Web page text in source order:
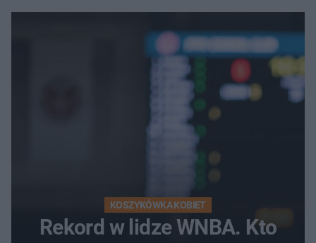
KOSZYKÓWKA KOBIET
Rekord w lidze WNBA. Kto